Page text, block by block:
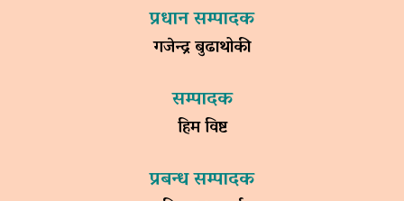
प्रधान सम्पादक
गजेन्द्र बुढाथोकी
सम्पादक
हिम विष्ट
प्रबन्ध सम्पादक